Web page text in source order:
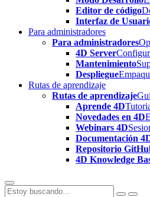
Editor de código
Interfaz de
Para administradores
Para administradores
4D Server
Mantenimiento
Despliegue
Rutas de aprendizaje
Rutas de aprendizaje
Aprende 4D
Novedades en 4D
Webinars 4D
Documentación
Repositorio
4D Knowledge